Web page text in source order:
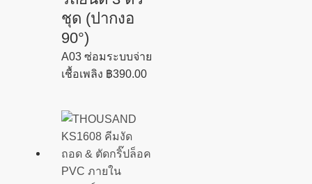
ชุด (ปากงอ
90°)
A03 ซ่อมระบบจ่าย
เชื้อเพลิง ฿390.00